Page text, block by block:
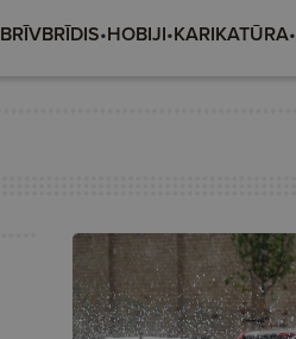
BRĪVBRĪDIS•HOBIJI•KARIKATŪRA•